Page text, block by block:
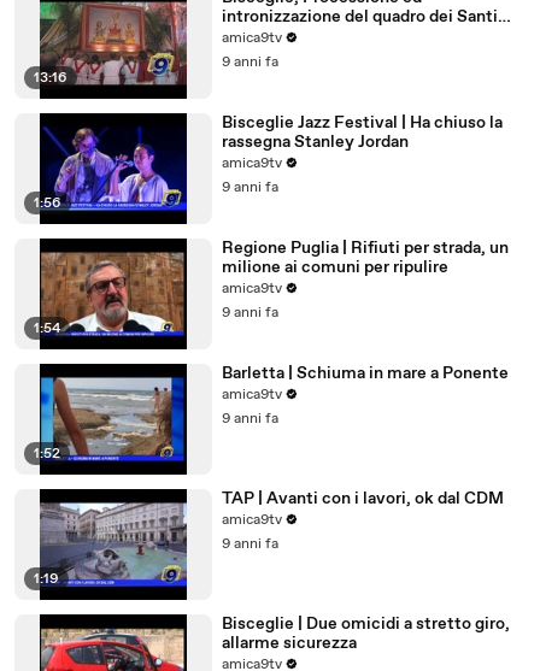
13:16
intronizzazione del quadro dei Santi
Martiri
amica9tv
9 anni fa
1:56
Bisceglie Jazz Festival | Ha chiuso la
rassegna Stanley Jordan
amica9tv
9 anni fa
1:54
Regione Puglia | Rifiuti per strada, un
milione ai comuni per ripulire
amica9tv
9 anni fa
1:52
Barletta | Schiuma in mare a Ponente
amica9tv
9 anni fa
1:19
TAP | Avanti con i lavori, ok dal CDM
amica9tv
9 anni fa
Bisceglie | Due omicidi a stretto giro,
allarme sicurezza
amica9tv